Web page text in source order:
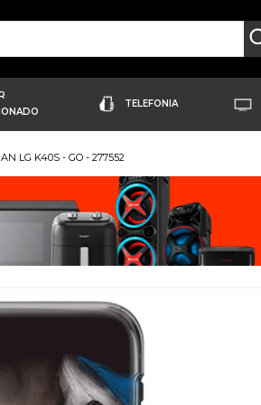
TELEFONIA
LG K40S - GO - 277552